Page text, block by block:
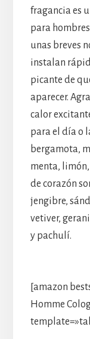
fragancia es
para
unas breves
instalan
picante de
aparecer.
calor
para el día o
bergamota,
menta, limón,
de corazón
jengibre,
vetiver,
y pachulí.
[amazon
Homme